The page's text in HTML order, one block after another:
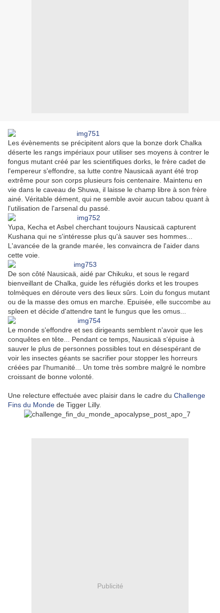
Les évènements se précipitent alors que la bonze dork Chalka
déserte les rangs impériaux pour utiliser ses moyens à contrer le
fongus mutant créé par les scientifiques dorks, le frère cadet de
l'empereur s'effondre, sa lutte contre Nausicaä ayant été trop
extrême pour son corps plusieurs fois centenaire. Maintenu en
vie dans le caveau de Shuwa, il laisse le champ libre à son frère
ainé. Véritable dément, qui ne semble avoir aucun tabou quant à
l'utilisation de l'arsenal du passé.
Yupa, Kecha et Asbel cherchant toujours Nausicaä capturent
Kushana qui ne s'intéresse plus qu'à sauver ses hommes...
L'avancée de la grande marée, les convaincra de l'aider dans
cette voie.
De son côté Nausicaä, aidé par Chikuku, et sous le regard
bienveillant de Chalka, guide les réfugiés dorks et les troupes
tolmèques en déroute vers des lieux sûrs. Loin du fongus mutant
ou de la masse des omus en marche. Epuisée, elle succombe au
spleen et décide d'attendre tant le fungus que les omus...
Le monde s'effondre et ses dirigeants semblent n'avoir que les
conquêtes en tête... Pendant ce temps, Nausicaä s'épuise à
sauver le plus de personnes possibles tout en désespérant de
voir les insectes géants se sacrifier pour stopper les horreurs
créées par l'humanité... Un tome très sombre malgré le nombre
croissant de bonne volonté.
Une relecture effectuée avec plaisir dans le cadre du Challenge
Fins du Monde de Tigger Lilly.
Publicité